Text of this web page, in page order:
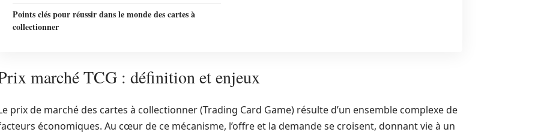
Points clés pour réussir dans le monde des cartes à
collectionner
marché TCG : définition et enjeux
prix de marché des cartes à collectionner (Trading Card Game) résulte d’un ensemble complexe de
économiques. Au cœur de ce mécanisme, l’offre et la demande se croisent, donnant vie à un